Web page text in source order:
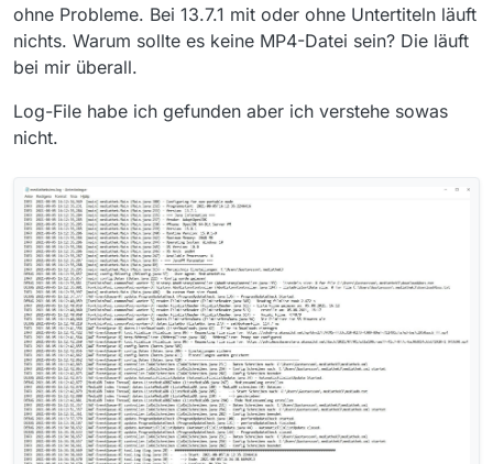
ohne Probleme. Bei 13.7.1 mit oder ohne Untertiteln läuft
nichts. Warum sollte es keine MP4-Datei sein? Die läuft
bei mir überall.
Log-File habe ich gefunden aber ich verstehe sowas
nicht.